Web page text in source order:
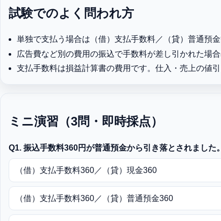
試験でのよく問われ方
単独で支払う場合は（借）支払手数料／（貸）普通預金
広告費など別の費用の振込で手数料が差し引かれた場
支払手数料は損益計算書の費用です。仕入・売上の値
ミニ演習（3問・即時採点）
Q1. 振込手数料360円が普通預金から引き落とされました
（借）支払手数料360／（貸）現金360
（借）支払手数料360／（貸）普通預金360